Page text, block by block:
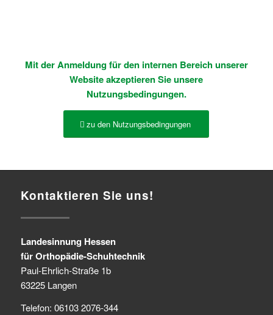
Mit der Anmeldung für den internen Bereich unserer
Website akzeptieren Sie unsere
Nutzungsbedingungen.
zu den Nutzungsbedingungen
Kontaktieren Sie uns!
Landesinnung Hessen
für Orthopädie-Schuhtechnik
Paul-Ehrlich-Straße 1b
63225 Langen
Telefon: 06103 2076-344